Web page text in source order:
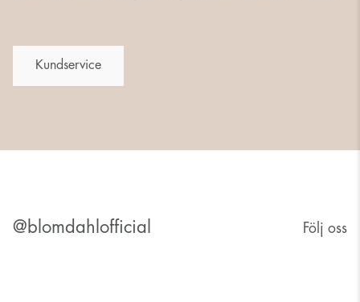
Kundservice
@blomdahlofficial Följ oss